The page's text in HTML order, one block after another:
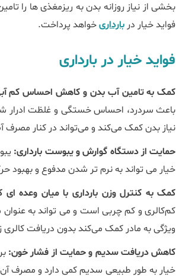
بخشی از نیاز روزانه بدن به ریزمغذی ‌ها را
فواید خیار دربارداریخواهد پرداخت.
فواید خیار در بارداری
کمک به تامین آب بدن و کاهش احساس کم
باعث سردرد، احساس خستگی و غلظت ادرار
نیاز بدن کمک می‌کند و می‌تواند در کنار
حمایت از دستگاه گوارش و یبوست بارداری:
خیار می ‌تواند به نرم ‌تر شدن مدفوع و بهبود
کمک به کنترل وزن بارداری با میان ‌وعده‌ ای
کم‌کالری و کم ‌چربی است و می ‌تواند به‌
ویژگی به مادر کمک می‌کند بدون دریافت
کاهش دریافت سدیم و حمایت از فشار خون:
خیار به طور طبیعی سدیم کمی دارد و مصرف